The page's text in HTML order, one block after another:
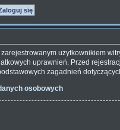
użytkownikiem
uprawnień. Przed
zagadnień
osobowych